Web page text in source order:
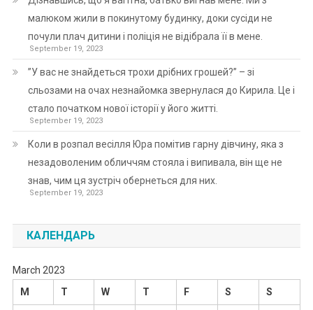
малюком жили в покинутому будинку, доки сусіди не
почули плач дитини і поліція не відібрала її в мене.
September 19, 2023
”У вас не знайдеться трохи дрібних грошей?” – зі
сльозами на очах незнайомка звернулася до Кирила. Це і
стало початком нової історії у його житті.
September 19, 2023
Коли в розпал весілля Юра помітив гарну дівчину, яка з
незадоволеним обличчям стояла і випивала, він ще не
знав, чим ця зустріч обернеться для них.
September 19, 2023
КАЛЕНДАРЬ
March 2023
M
T W T F S S